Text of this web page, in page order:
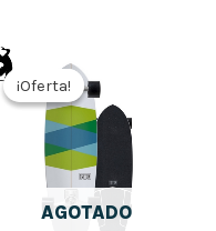
¡Oferta!
AGOTADO
¡Oferta!
precio
original
era:
199,00€.